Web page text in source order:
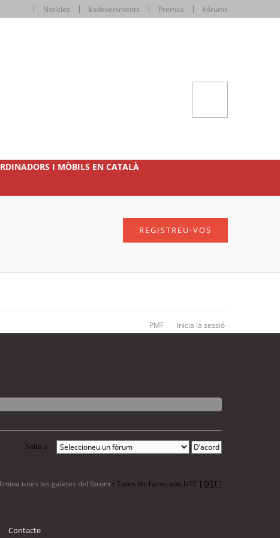
Notícies Esdeveniments Premsa Fòrums
I MÒBILS EN CATALÀ
REGISTREU-VOS
PMF Inicia la sessió
Salta a :
totes les galetes del fòrum • Totes les hores són UTC [ DST]
Contacte